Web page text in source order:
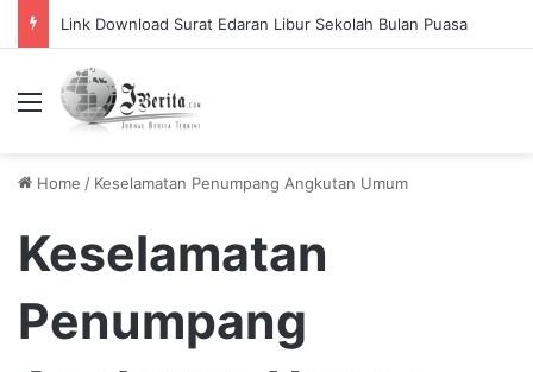
Link Download Surat Edaran Libur Sekolah Bulan Puasa
Menu
Home / Keselamatan Penumpang Angkutan Umum
Keselamatan
Penumpang